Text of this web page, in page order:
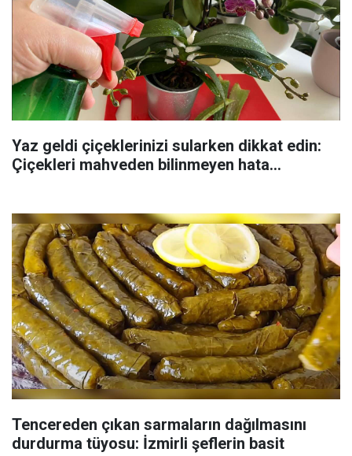
Yaz geldi çiçeklerinizi sularken dikkat edin:
Çiçekleri mahveden bilinmeyen hata...
Tencereden çıkan sarmaların dağılmasını
durdurma tüyosu: İzmirli şeflerin basit